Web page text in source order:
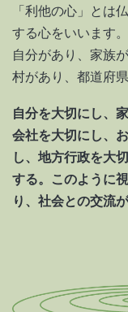
「利他の心」とは
する心をいいます。
自分があり、家族
村があり、都道府
自分を大切にし、
会社を大切にし、
し、地方行政を大
する。このように
り、社会との交流